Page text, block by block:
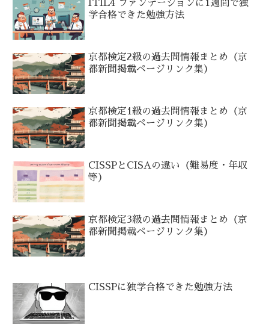
ITIL4 ファンデーションに1週間で独
学合格できた勉強方法
京都検定2級の過去問情報まとめ（京
都新聞掲載ページリンク集）
京都検定1級の過去問情報まとめ（京
都新聞掲載ページリンク集）
CISSPとCISAの違い（難易度・年収
等）
京都検定3級の過去問情報まとめ（京
都新聞掲載ページリンク集）
CISSPに独学合格できた勉強方法